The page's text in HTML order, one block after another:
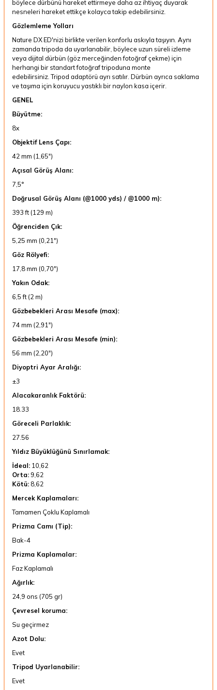
böylece dürbünü hareket ettirmeye daha az ihtiyaç duyarak
nesneleri hareket ettikçe kolayca takip edebilirsiniz.
Gözlemleme Yolları
Nature DX ED'nizi birlikte verilen konforlu askıyla taşıyın. Aynı
zamanda tripoda da uyarlanabilir, böylece uzun süreli izleme
veya dijital dürbün (göz merceğinden fotoğraf çekme) için
herhangi bir standart fotoğraf tripoduna monte
edebilirsiniz. Tripod adaptörü ayrı satılır. Dürbün ayrıca saklama
ve taşıma için koruyucu yastıklı bir naylon kasa içerir.
GENEL
Büyütme:
8x
Objektif Lens Çapı:
42 mm (1,65")
Açısal Görüş Alanı:
7,5°
Doğrusal Görüş Alanı (@1000 yds) / @1000 m):
393 ft (129 m)
Öğrenciden Çık:
5,25 mm (0,21")
Göz Rölyefi:
17,8 mm (0,70")
Yakın Odak:
6,5 ft (2 m)
Gözbebekleri Arası Mesafe (max):
74 mm (2,91")
Gözbebekleri Arası Mesafe (min):
56 mm (2,20")
Diyoptri Ayar Aralığı:
±3
Alacakaranlık Faktörü:
18.33
Göreceli Parlaklık:
27.56
Yıldız Büyüklüğünü Sınırlamak:
İdeal: 10,62
Orta: 9,62
Kötü: 8,62
Mercek Kaplamaları:
Tamamen Çoklu Kaplamalı
Prizma Camı (Tip):
Bak-4
Prizma Kaplamalar:
Faz Kaplamalı
Ağırlık:
24,9 ons (705 gr)
Çevresel koruma:
Su geçirmez
Azot Dolu:
Evet
Tripod Uyarlanabilir:
Evet